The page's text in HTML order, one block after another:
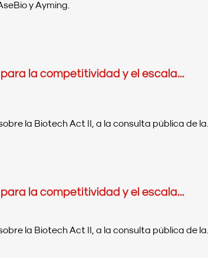
y Ayming.
la competitividad y el escala...
la Biotech Act II, a la consulta pública de la...
la competitividad y el escala...
la Biotech Act II, a la consulta pública de la...